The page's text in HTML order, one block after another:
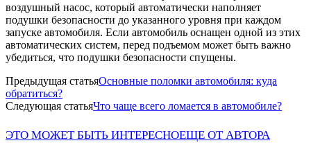
воздушный насос, который автоматически наполняет
подушки безопасности до указанного уровня при каждом
запуске автомобиля. Если автомобиль оснащен одной из этих
автоматических систем, перед подъемом может быть важно
убедиться, что подушки безопасности спущены.
Предыдущая статьяОсновные поломки автомобиля: куда
обратиться?
Следующая статьяЧто чаще всего ломается в автомобиле?
ЭТО МОЖЕТ БЫТЬ ИНТЕРЕСНОЕЩЕ ОТ АВТОРА